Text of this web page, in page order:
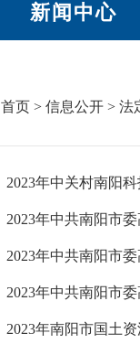
新闻中心
首页 > 信息公开 > 法
2023年中关村南阳
2023年中共南阳市
2023年中共南阳市
2023年中共南阳市
2023年南阳市国土